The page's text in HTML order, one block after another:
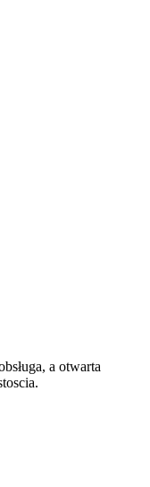
a otwarta